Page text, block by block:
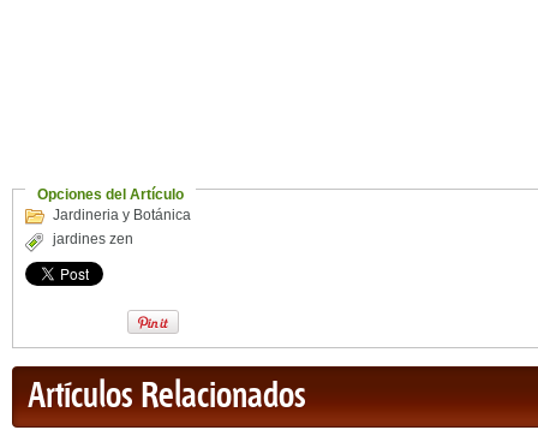
Opciones del Artículo
Jardineria y Botánica
jardines zen
Artículos Relacionados